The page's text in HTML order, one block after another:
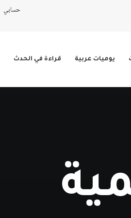
حسابي
يوميات عربية قراءة في الحدث